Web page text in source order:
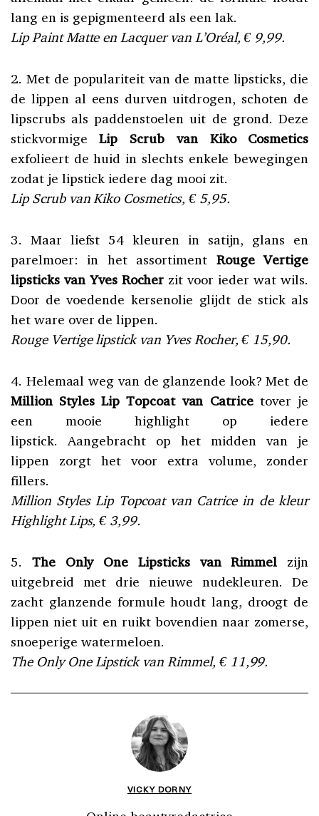
lang en is gepigmenteerd als een lak.
Lip Paint Matte en Lacquer van L’Oréal, € 9,99.
2. Met de populariteit van de matte lipsticks, die
de lippen al eens durven uitdrogen, schoten de
lipscrubs als paddenstoelen uit de grond. Deze
stickvormigeLip Scrub van Kiko Cosmetics
exfolieert de huid in slechts enkele bewegingen
zodat je lipstick iedere dag mooi zit.
Lip Scrub van Kiko Cosmetics, € 5,95.
3. Maar liefst 54 kleuren in satijn, glans en
parelmoer: in het assortiment Rouge Vertige
lipsticks van Yves Rocher zit voor ieder wat wils.
Door de voedende kersenolie glijdt de stick als
het ware over de lippen.
Rouge Vertige lipstick van Yves Rocher, € 15,90.
4. Helemaal weg van de glanzende look? Met de
Million Styles Lip Topcoat van Catricetover je
een mooie highlight op iedere
lipstick. Aangebracht op het midden van je
lippen zorgt het voor extra volume, zonder
fillers.
Million Styles Lip Topcoat van Catrice in de kleur
Highlight Lips, € 3,99.
5. The Only One Lipsticks van Rimmel zijn
uitgebreid met drie nieuwe nudekleuren. De
zacht glanzende formule houdt lang, droogt de
lippen niet uit en ruikt bovendien naar zomerse,
snoeperige watermeloen.
The Only One Lipstick van Rimmel, € 11,99.
VICKY DORNY